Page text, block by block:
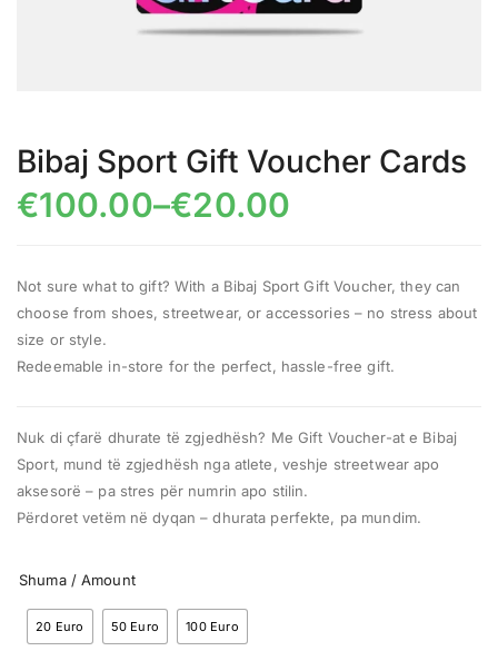
Bibaj Sport Gift Voucher Cards
€20.00
–
€100.00
Not sure what to gift? With a Bibaj Sport Gift Voucher, they can
choose from shoes, streetwear, or accessories – no stress about
size or style.
Redeemable in-store for the perfect, hassle-free gift.
Nuk di çfarë dhurate të zgjedhësh? Me Gift Voucher-at e Bibaj
Sport, mund të zgjedhësh nga atlete, veshje streetwear apo
aksesorë – pa stres për numrin apo stilin.
Përdoret vetëm në dyqan – dhurata perfekte, pa mundim.
Shuma / Amount
20 Euro 50 Euro 100 Euro